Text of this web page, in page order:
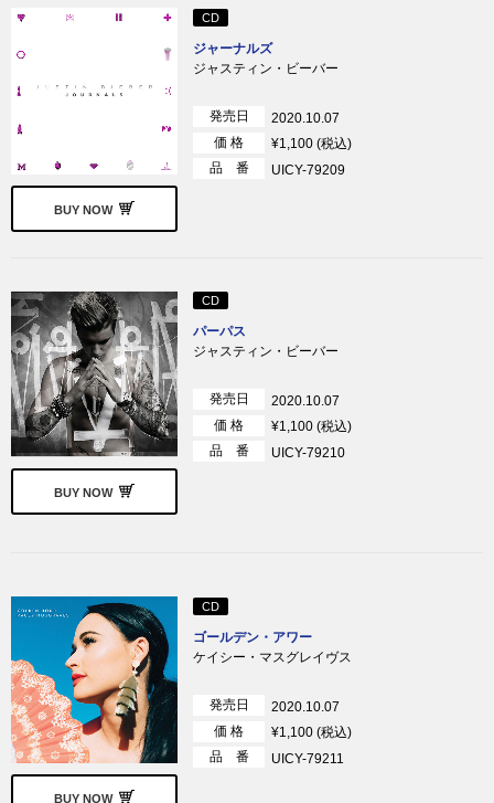
BUY NOW
CD
ジャーナルズ
ジャスティン・ビーバー
発売日
2020.10.07
価 格
¥1,100 (税込)
品 番
UICY-79209
BUY NOW
CD
パーパス
ジャスティン・ビーバー
発売日
2020.10.07
価 格
¥1,100 (税込)
品 番
UICY-79210
BUY NOW
CD
ゴールデン・アワー
ケイシー・マスグレイヴス
発売日
2020.10.07
価 格
¥1,100 (税込)
品 番
UICY-79211